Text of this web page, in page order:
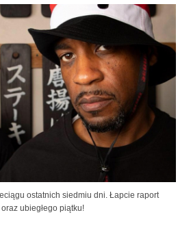
ostatnich siedmiu dni. Łapcie raport
ubiegłego piątku!